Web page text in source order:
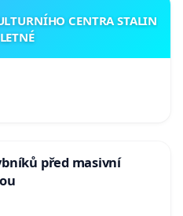
CENTRA STALIN
před masivní